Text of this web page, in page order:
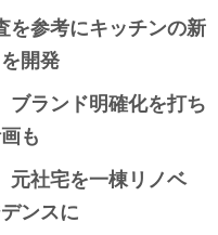
を参考にキッチンの新
開発
ランド明確化を打ち
も
元社宅を一棟リノベ
ンスに